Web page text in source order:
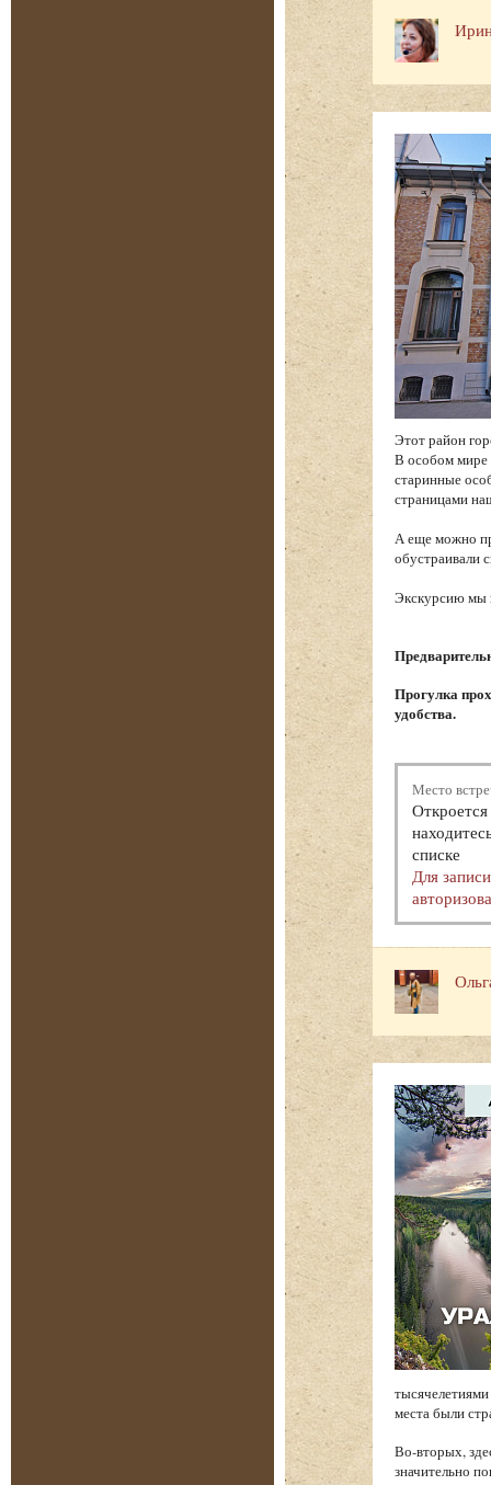
Этот район
В особом мире
старинные
страницами
А еще можно
обустраивали
Экскурсию мы
Прогулка
удобства.
Место
списке
Для
места были
Во-вторых,
значительно